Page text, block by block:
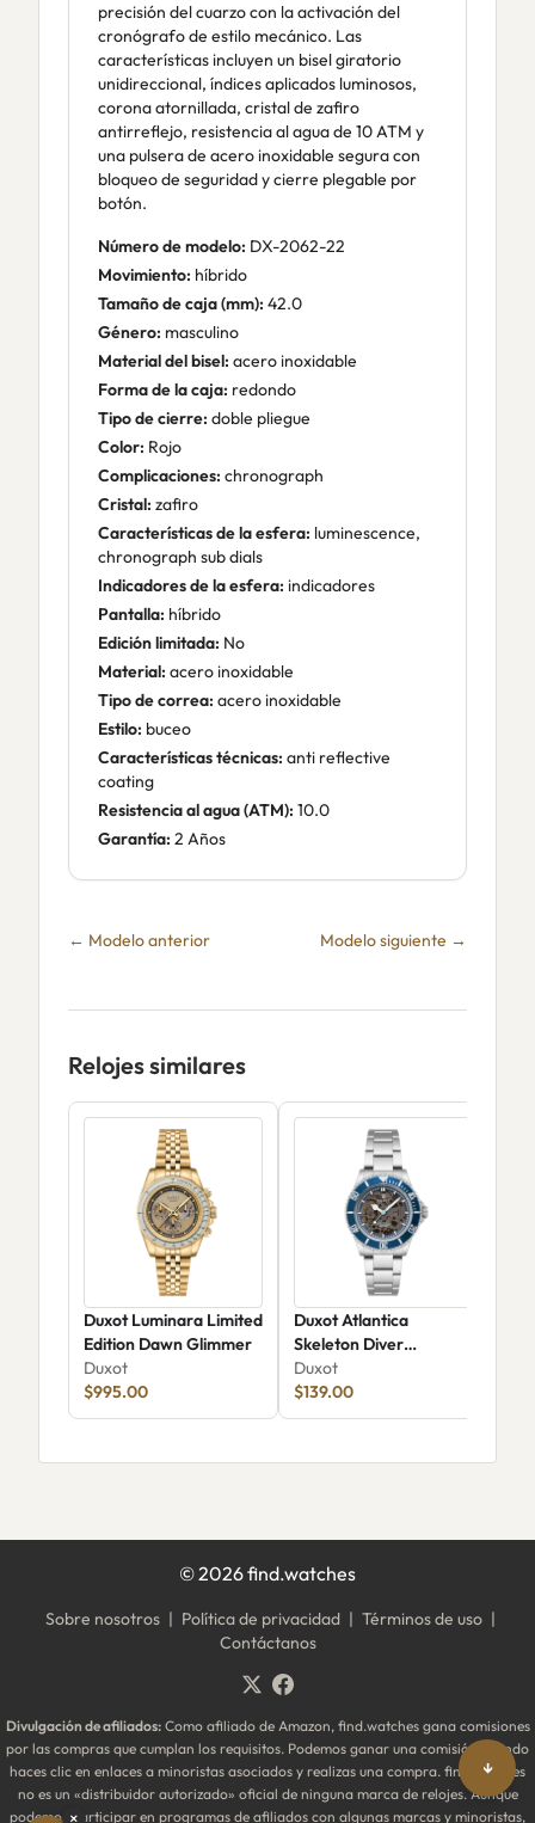
precisión del cuarzo con la activación del
cronógrafo de estilo mecánico. Las
características incluyen un bisel giratorio
unidireccional, índices aplicados luminosos,
corona atornillada, cristal de zafiro
antirreflejo, resistencia al agua de 10 ATM y
una pulsera de acero inoxidable segura con
bloqueo de seguridad y cierre plegable por
botón.
Número de modelo: DX-2062-22
Movimiento: híbrido
Tamaño de caja (mm): 42.0
Género: masculino
Material del bisel: acero inoxidable
Forma de la caja: redondo
Tipo de cierre: doble pliegue
Color: Rojo
Complicaciones: chronograph
Cristal: zafiro
Características de la esfera: luminescence,
chronograph sub dials
Indicadores de la esfera: indicadores
Pantalla: híbrido
Edición limitada: No
Material: acero inoxidable
Tipo de correa: acero inoxidable
Estilo: buceo
Características técnicas: anti reflective
coating
Resistencia al agua (ATM): 10.0
Garantía: 2 Años
← Modelo anterior Modelo siguiente →
Relojes similares
Duxot Luminara Limited
Edition Dawn Glimmer
Duxot
$995.00
Duxot Atlantica
Skeleton Diver
Automatic DX-2067-22
Duxot
$139.00
©2026find.watches
Sobre nosotros | Política de privacidad | Términos de uso |
Contáctanos
Divulgación de afiliados:Como afiliado de Amazon, find.watches gana comisiones
por las compras que cumplan los requisitos. Podemos ganar una comisión cuando
haces clic en enlaces a minoristas asociados y realizas una compra. find.watches
no es un «distribuidor autorizado» oficial de ninguna marca de relojes. Aunque
podemos participar en programas de afiliados con algunas marcas y minoristas,
↓
×